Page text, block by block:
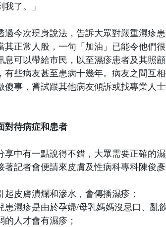
我了。」
過今次現身說法，告訴大眾對嚴重濕疹
其正常人般，一句「加油」已能令他們
息可以帶給市民，以至濕疹患者及其照
有些病友甚至患病十幾年。病友之間互
傻事，嘗試跟其他病友傾訴或找專業人
對待病症和患者
享中有一點說得不錯，大眾需要正確的
著記者會便請來皮膚及性病科專科陳俊
起皮膚潰爛和滲水，會傳播濕疹；
患濕疹是由於孕婦/母乳媽媽沒忌口、亂
的人才會有濕疹；